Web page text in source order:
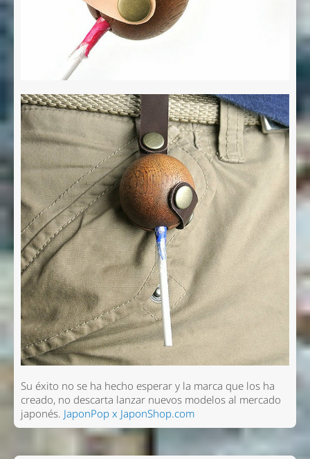
Su éxito no se ha hecho esperar y la marca que los ha
creado, no descarta lanzar nuevos modelos al mercado
japonés. JaponPop x JaponShop.com